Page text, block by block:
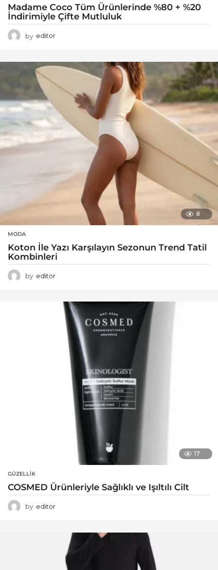
Madame Coco Tüm Ürünlerinde %80 + %20
İndirimiyle Çifte Mutluluk
by editor
8
MODA
Koton İle Yazı Karşılayın Sezonun Trend Tatil
Kombinleri
by editor
17
GÜZELLIK
COSMED Ürünleriyle Sağlıklı ve Işıltılı Cilt
by editor